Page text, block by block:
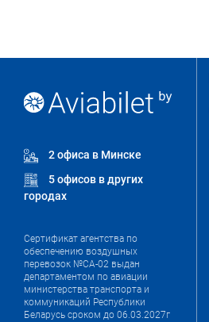
2 офиса в Минске
5 офисов в других
городах
Сертификат агентства по
обеспечению воздушных
перевозок №СА-02 выдан
департаментом по авиации
министерства транспорта и
коммуникаций Республики
Беларусь сроком до 06.03.2027г